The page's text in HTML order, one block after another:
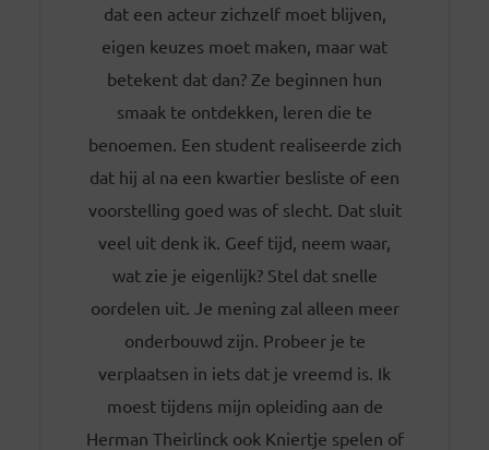
dat een acteur zichzelf moet blijven,
eigen keuzes moet maken, maar wat
betekent dat dan? Ze beginnen hun
smaak te ontdekken, leren die te
benoemen. Een student realiseerde zich
dat hij al na een kwartier besliste of een
voorstelling goed was of slecht. Dat sluit
veel uit denk ik. Geef tijd, neem waar,
wat zie je eigenlijk? Stel dat snelle
oordelen uit. Je mening zal alleen meer
onderbouwd zijn. Probeer je te
verplaatsen in iets dat je vreemd is. Ik
moest tijdens mijn opleiding aan de
Herman Theirlinck ook Kniertje spelen of